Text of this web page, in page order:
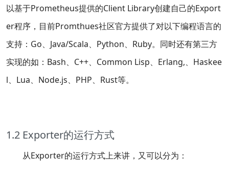
以基于Prometheus提供的Client Library创建自己的Export
er程序，目前Promthues社区官方提供了对以下编程语言的
支持：Go、Java/Scala、Python、Ruby。同时还有第三方
实现的如：Bash、C++、Common Lisp、Erlang,、Haskee
l、Lua、Node.js、PHP、Rust等。
1.2 Exporter的运行方式
从Exporter的运行方式上来讲，又可以分为：